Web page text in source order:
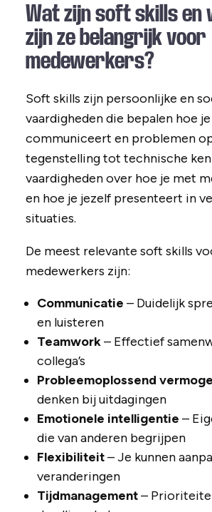
Wat zijn soft skills en
zijn ze belangrijk voor
medewerkers?
Soft skills zijn persoonlijke en
vaardigheden die bepalen hoe
communiceert en problemen
tegenstelling tot technische
vaardigheden over hoe je met
en hoe je jezelf presenteert in
situaties.
De meest relevante soft skills
medewerkers zijn:
Communicatie – Duidelijk
en luisteren
Teamwork– Effectief
collega’s
Probleemoplossend
denken bij uitdagingen
Emotionele intelligentie –
die van anderen begrijpen
Flexibiliteit– Je kunnen
veranderingen
Tijdmanagement–